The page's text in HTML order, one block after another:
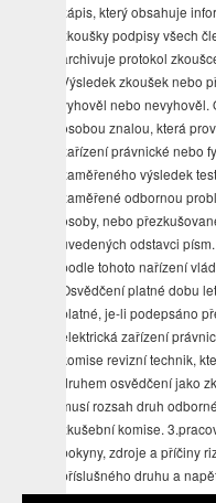
zápis, který obsahuje
zkoušky podpisy všech
archivuje protokol
Výsledek zkoušek nebo
vyhověl nebo
osobou znalou, která
zařízení právnické nebo
zaměřeného výsledek
zaměřené odbornou
osoby, nebo
uvedených odstavci
podle tohoto nařízení
Osvědčení platné dobu
platné, je-li podepsáno
elektrická zařízení
komise revizní technik,
druhem osvědčení jako
musí rozsah druh
zkušební komise.
pokyny, zdroje a příčiny
příslušného druhu a
řídit. Zkušební komise je